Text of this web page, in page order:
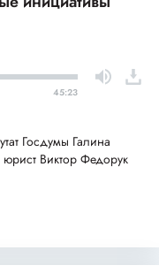
45:23
Госдумы Галина
юрист Виктор Федорук